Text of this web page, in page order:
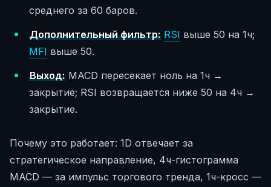
среднего за 60 баров.
Дополнительный фильтр: RSI выше 50 на 1ч;
MFI выше 50.
Выход:MACD пересекает ноль на 1ч →
закрытие; RSI возвращается ниже 50 на 4ч →
закрытие.
Почему это работает: 1D отвечает за
стратегическое направление, 4ч-гистограмма
MACD — за импульс торгового тренда, 1ч-кросс —